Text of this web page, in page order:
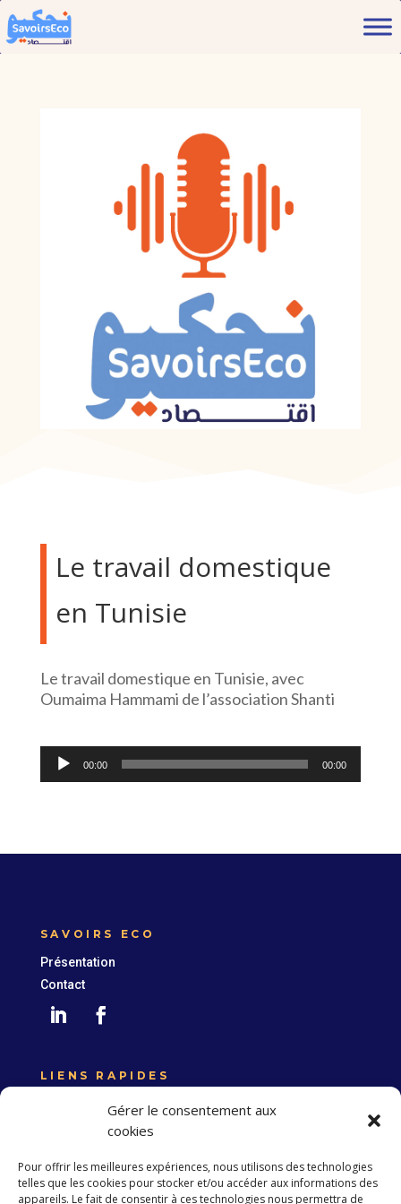
Gérer le consentement aux
cookies
Pour offrir les meilleures expériences, nous utilisons des technologies
telles que les cookies pour stocker et/ou accéder aux informations des
appareils. Le fait de consentir à ces technologies nous permettra de
Le travail domestique
en Tunisie
Le travail domestique en Tunisie, avec
Oumaima Hammami de l’association Shanti
Lecteur
audio
00:00 00:00
SAVOIRS ECO
Présentation
Contact
LIENS RAPIDES
Expertise France
Union européenne